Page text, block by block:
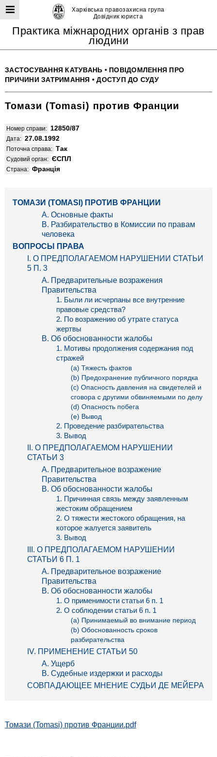
Харківська правозахисна група
Довідник юриста
Практика міжнародних органів з прав
людини
ЗАСТОСУВАННЯ КАТУВАНЬ • ПОВІДОМЛЕННЯ ПРО
ПРИЧИНИ ЗАТРИМАННЯ •ДОСТУП ДО СУДУ
Томази (Tomasi) против Франции
Номер справи: 12850/87
Дата: 27.08.1992
Поточна справа: Так
Судовий орган: ЄСПЛ
Страна: Франція
ТОМАЗИ (TOMASI) ПРОТИВ ФРАНЦИИ
А. Основные факты
B. Разбирательство в Комиссии по правам
человека
ВОПРОСЫ ПРАВА
I. О ПРЕДПОЛАГАЕМОМ НАРУШЕНИИ СТАТЬИ
5 П. 3
А. Предварительные возражения
Правительства
1. Были ли исчерпаны все внутренние
правовые средства?
2. По возражению об утрате статуса
жертвы
B. Об обоснованности жалобы
1. Мотивы продолжения содержания под
стражей
(a) Тяжесть фактов
(b) Предохранение публичного порядка
(c) Опасность давления на свидетелей и
сговора с другими обвиняемыми по делу
(d) Опасность побега
(e) Вывод
2. Проведение разбирательства
3. Вывод
II. О ПРЕДПОЛАГАЕМОМ НАРУШЕНИИ
СТАТЬИ 3
А. Предварительное возражение
Правительства
B. Об обоснованности жалобы
1. Причинная связь между заявленным
жестоким обращением
2. О тяжести жестокого обращения, на
которое жалуется заявитель
3. Вывод
III. О ПРЕДПОЛАГАЕМОМ НАРУШЕНИИ
СТАТЬИ 6 П. 1
А. Предварительное возражение
Правительства
B. Об обоснованности жалобы
1. О применимости статьи 6 п. 1
2. О соблюдении статьи 6 п. 1
(а) Принимаемый во внимание период
(b) Обоснованность сроков
разбирательства
IV. ПРИМЕНЕНИЕ СТАТЬИ 50
А. Ущерб
B. Судебные издержки и расходы
СОВПАДАЮЩЕЕ МНЕНИЕ СУДЬИ ДЕ МЕЙЕРА
Томази (Tomasi) против Франции.pdf